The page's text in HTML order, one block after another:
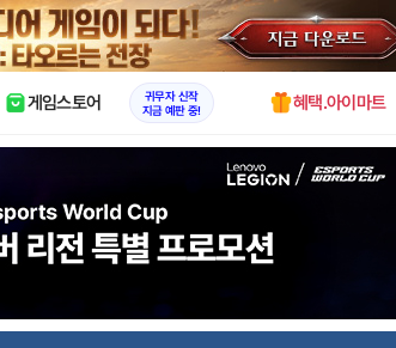
X
게임스토어
귀무자 신작
지금 예판 중!
혜택.아이마트